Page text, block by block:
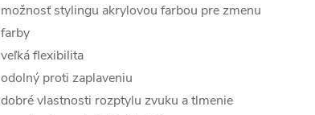
možnosť stylingu akrylovou farbou pre zmenu
farby
veľká flexibilita
odolný proti zaplaveniu
dobré vlastnosti rozptylu zvuku a tlmenie